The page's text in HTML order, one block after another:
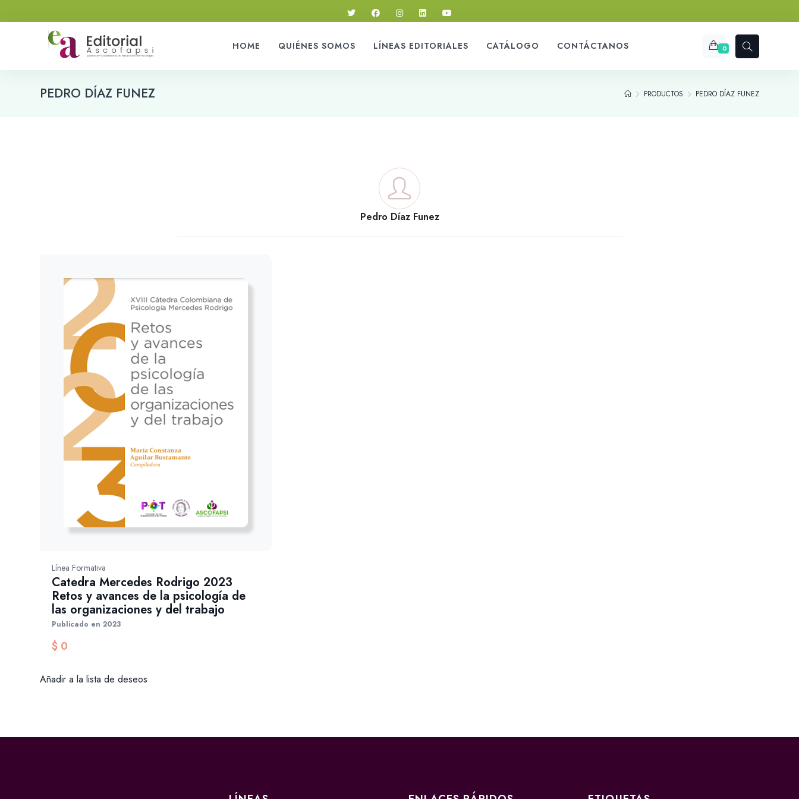
HOME QUIÉNES SOMOS LÍNEAS EDITORIALES CATÁLOGO CONTÁCTANOS 0
PEDRO DÍAZ FUNEZ PRODUCTOS PEDRO DÍAZ FUNEZ
Pedro Díaz Funez
Línea Formativa
Catedra Mercedes Rodrigo 2023
Retos y avances de la psicología de
las organizaciones y del trabajo
Publicado en 2023
$ 0
Añadir a la lista de deseos